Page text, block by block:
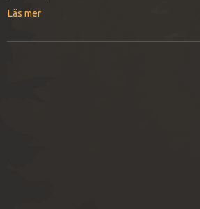
Läs mer